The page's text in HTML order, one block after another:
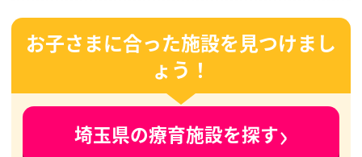
お子さまに合った施設を見つけまし
ょう！
埼玉県の療育施設を探す›